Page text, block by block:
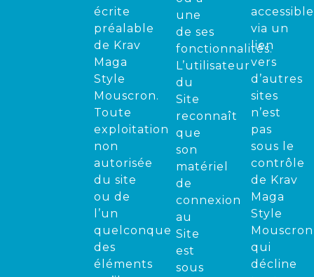
écrite
préalable
de Krav
Maga
Style
Mouscron.
Toute
exploitation
non
autorisée
du site
ou de
l’un
quelconque
des
éléments
une
de ses
fonctionnalités.
L’utilisateur
du
Site
reconnaît
que
son
matériel
de
connexion
au
Site
est
sous
accessible
via un
lien
vers
d’autres
sites
n’est
pas
sous le
contrôle
de Krav
Maga
Style
Mouscron
qui
décline